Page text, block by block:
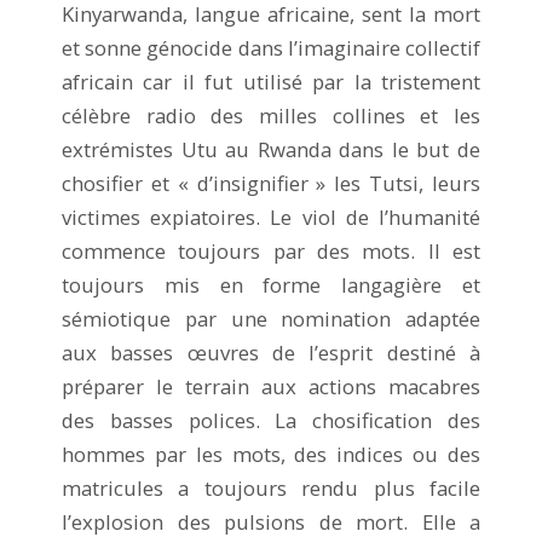
Kinyarwanda, langue africaine, sent la mort
et sonne génocide dans l’imaginaire collectif
africain car il fut utilisé par la tristement
célèbre radio des milles collines et les
extrémistes Utu au Rwanda dans le but de
chosifier et « d’insignifier » les Tutsi, leurs
victimes expiatoires. Le viol de l’humanité
commence toujours par des mots. Il est
toujours mis en forme langagière et
sémiotique par une nomination adaptée
aux basses œuvres de l’esprit destiné à
préparer le terrain aux actions macabres
des basses polices. La chosification des
hommes par les mots, des indices ou des
matricules a toujours rendu plus facile
l’explosion des pulsions de mort. Elle a